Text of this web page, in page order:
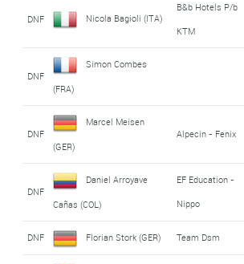
DNF Nicola Bagioli (ITA)
B&b Hotels P/b
KTM
DNF
Simon Combes
(FRA)
DNF
Marcel Meisen
(GER)
Alpecin - Fenix
DNF
Daniel Arroyave
Cañas (COL)
EF Education -
Nippo
DNF Florian Stork (GER) Team Dsm